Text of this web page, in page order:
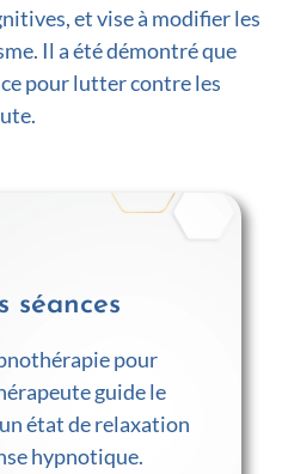
et vise à modifier les
Il a été démontré que
pour lutter contre les
séances
pour
guide le
état de relaxation
hypnotique.